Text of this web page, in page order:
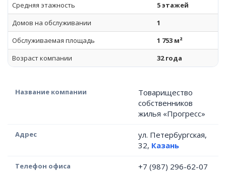
Средняя этажность
5 этажей
Домов на обслуживании
1
Обслуживаемая площадь
1 753 м²
Возраст компании
32 года
Название компании
Товарищество
собственников
жилья «Прогресс»
Адрес
ул. Петербургская,
32, Казань
Телефон офиса +7 (987) 296-62-07